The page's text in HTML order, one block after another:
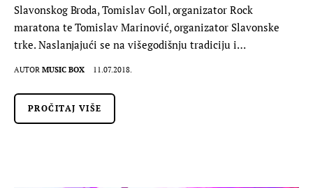
Slavonskog Broda, Tomislav Goll, organizator Rock
maratona te Tomislav Marinović, organizator Slavonske
trke. Naslanjajući se na višegodišnju tradiciju i…
AUTOR MUSIC BOX 11.07.2018.
PROČITAJ VIŠE